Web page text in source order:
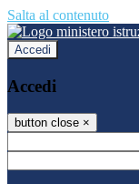
Salta al contenuto
Accedi
Accedi
button close ×